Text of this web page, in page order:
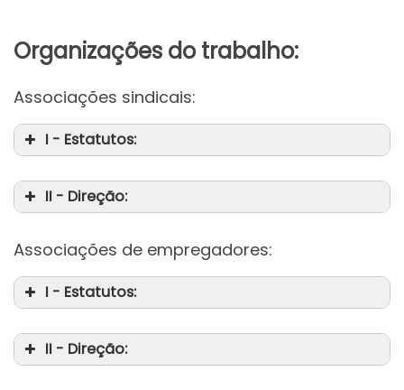
Organizações do trabalho:
Associações sindicais:
I - Estatutos:
II - Direção:
Associações de empregadores:
I - Estatutos:
II - Direção: